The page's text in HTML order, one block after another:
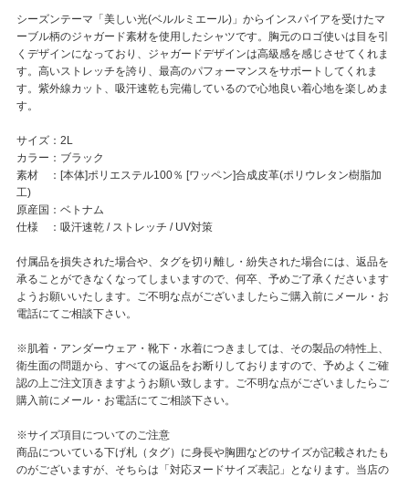
シーズンテーマ「美しい光(ベルルミエール)」からインスパイアを受けたマ
ーブル柄のジャガード素材を使用したシャツです。胸元のロゴ使いは目を引
くデザインになっており、ジャガードデザインは高級感を感じさせてくれま
す。高いストレッチを誇り、最高のパフォーマンスをサポートしてくれま
す。紫外線カット、吸汗速乾も完備しているので心地良い着心地を楽しめま
す。
サイズ：2L
カラー：ブラック
素材 ：[本体]ポリエステル100％ [ワッペン]合成皮革(ポリウレタン樹脂加
工)
原産国：ベトナム
仕様 ：吸汗速乾 / ストレッチ / UV対策
付属品を損失された場合や、タグを切り離し・紛失された場合には、返品を
承ることができなくなってしまいますので、何卒、予めご了承くださいます
ようお願いいたします。ご不明な点がございましたらご購入前にメール・お
電話にてご相談下さい。
※肌着・アンダーウェア・靴下・水着につきましては、その製品の特性上、
衛生面の問題から、すべての返品をお断りしておりますので、予めよくご確
認の上ご注文頂きますようお願い致します。ご不明な点がございましたらご
購入前にメール・お電話にてご相談下さい。
※サイズ項目についてのご注意
商品についている下げ札（タグ）に身長や胸囲などのサイズが記載されたも
のがございますが、そちらは「対応ヌードサイズ表記」となります。当店の